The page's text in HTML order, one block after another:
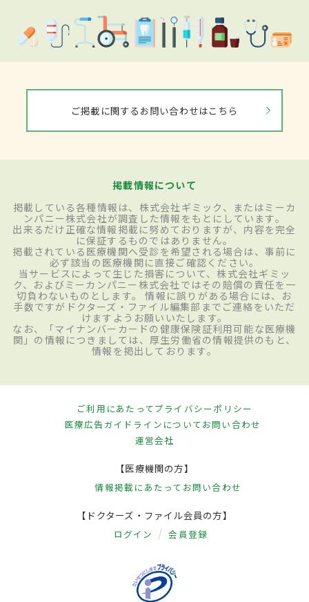
ご掲載に関するお問い合わせはこちら
掲載情報について
掲載している各種情報は、株式会社ギミック、またはミーカ
ンパニー株式会社が調査した情報をもとにしています。
出来るだけ正確な情報掲載に努めておりますが、内容を完全
に保証するものではありません。
掲載されている医療機関へ受診を希望される場合は、事前に
必ず該当の医療機関に直接ご確認ください。
当サービスによって生じた損害について、株式会社ギミッ
ク、およびミーカンパニー株式会社ではその賠償の責任を一
切負わないものとします。 情報に誤りがある場合には、お
手数ですがドクターズ・ファイル編集部までご連絡をいただ
けますようお願いいたします。
なお、「マイナンバーカードの健康保険証利用可能な医療機
関」の情報につきましては、厚生労働省の情報提供のもと、
情報を掲出しております。
ご利用にあたってプライバシーポリシー
医療広告ガイドラインについてお問い合わせ
運営会社
【医療機関の方】
情報掲載にあたって お問い合わせ
【ドクターズ・ファイル会員の方】
ログイン 会員登録